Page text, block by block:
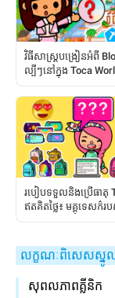
វិធីសាស្ត្របង្រៀនអំពី
ល្បីៗនៅក្នុង Toca
របៀបទទួលនិងប្រើធាតុ
ឥតគិតថ្លៃ៖ មគ្គុទេសក៌
លក្ខណៈពិសេសស្នូ
សុពលភាពគ្លីនិក